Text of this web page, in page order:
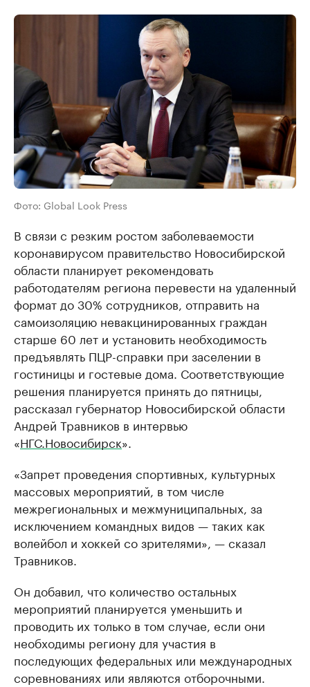
Фото: Global Look Press
В связи с резким ростом заболеваемости
коронавирусом правительство Новосибирской
области планирует рекомендовать
работодателям региона перевести на удаленный
формат до 30% сотрудников, отправить на
самоизоляцию невакцинированных граждан
старше 60 лет и установить необходимость
предъявлять ПЦР-справки при заселении в
гостиницы и гостевые дома. Соответствующие
решения планируется принять до пятницы,
рассказал губернатор Новосибирской области
Андрей Травников в интервью
«НГС.Новосибирск».
«Запрет проведения спортивных, культурных
массовых мероприятий, в том числе
межрегиональных и межмуниципальных, за
исключением командных видов — таких как
волейбол и хоккей со зрителями», — сказал
Травников.
Он добавил, что количество остальных
мероприятий планируется уменьшить и
проводить их только в том случае, если они
необходимы региону для участия в
последующих федеральных или международных
соревнованиях или являются отборочными.